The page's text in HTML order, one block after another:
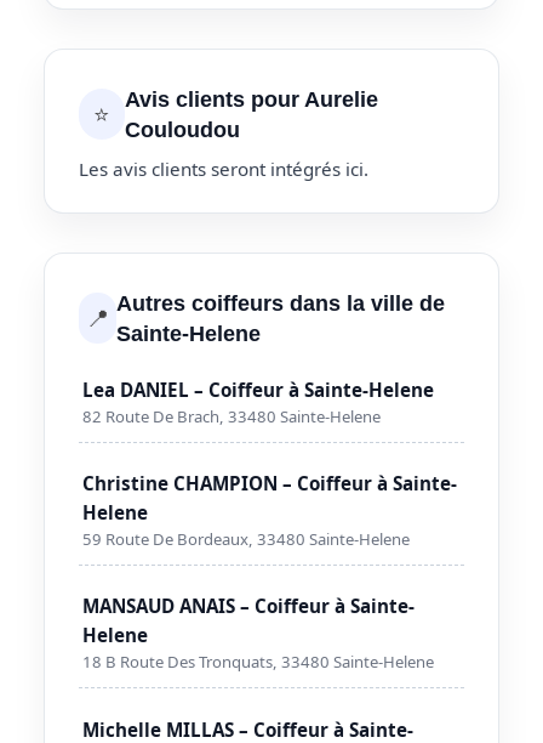
⭐
Avis clients pour Aurelie
Couloudou
Les avis clients seront intégrés ici.
📍 Autres coiffeurs dans la ville de
Sainte-Helene
Lea DANIEL – Coiffeur à Sainte-Helene
82 Route De Brach, 33480 Sainte-Helene
Christine CHAMPION – Coiffeur à Sainte-
Helene
59 Route De Bordeaux, 33480 Sainte-Helene
MANSAUD ANAIS – Coiffeur à Sainte-
Helene
18 B Route Des Tronquats, 33480 Sainte-Helene
Michelle MILLAS – Coiffeur à Sainte-